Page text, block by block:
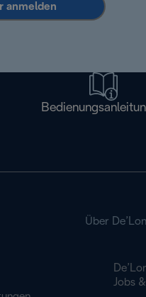
anmelden
Über
Jobs